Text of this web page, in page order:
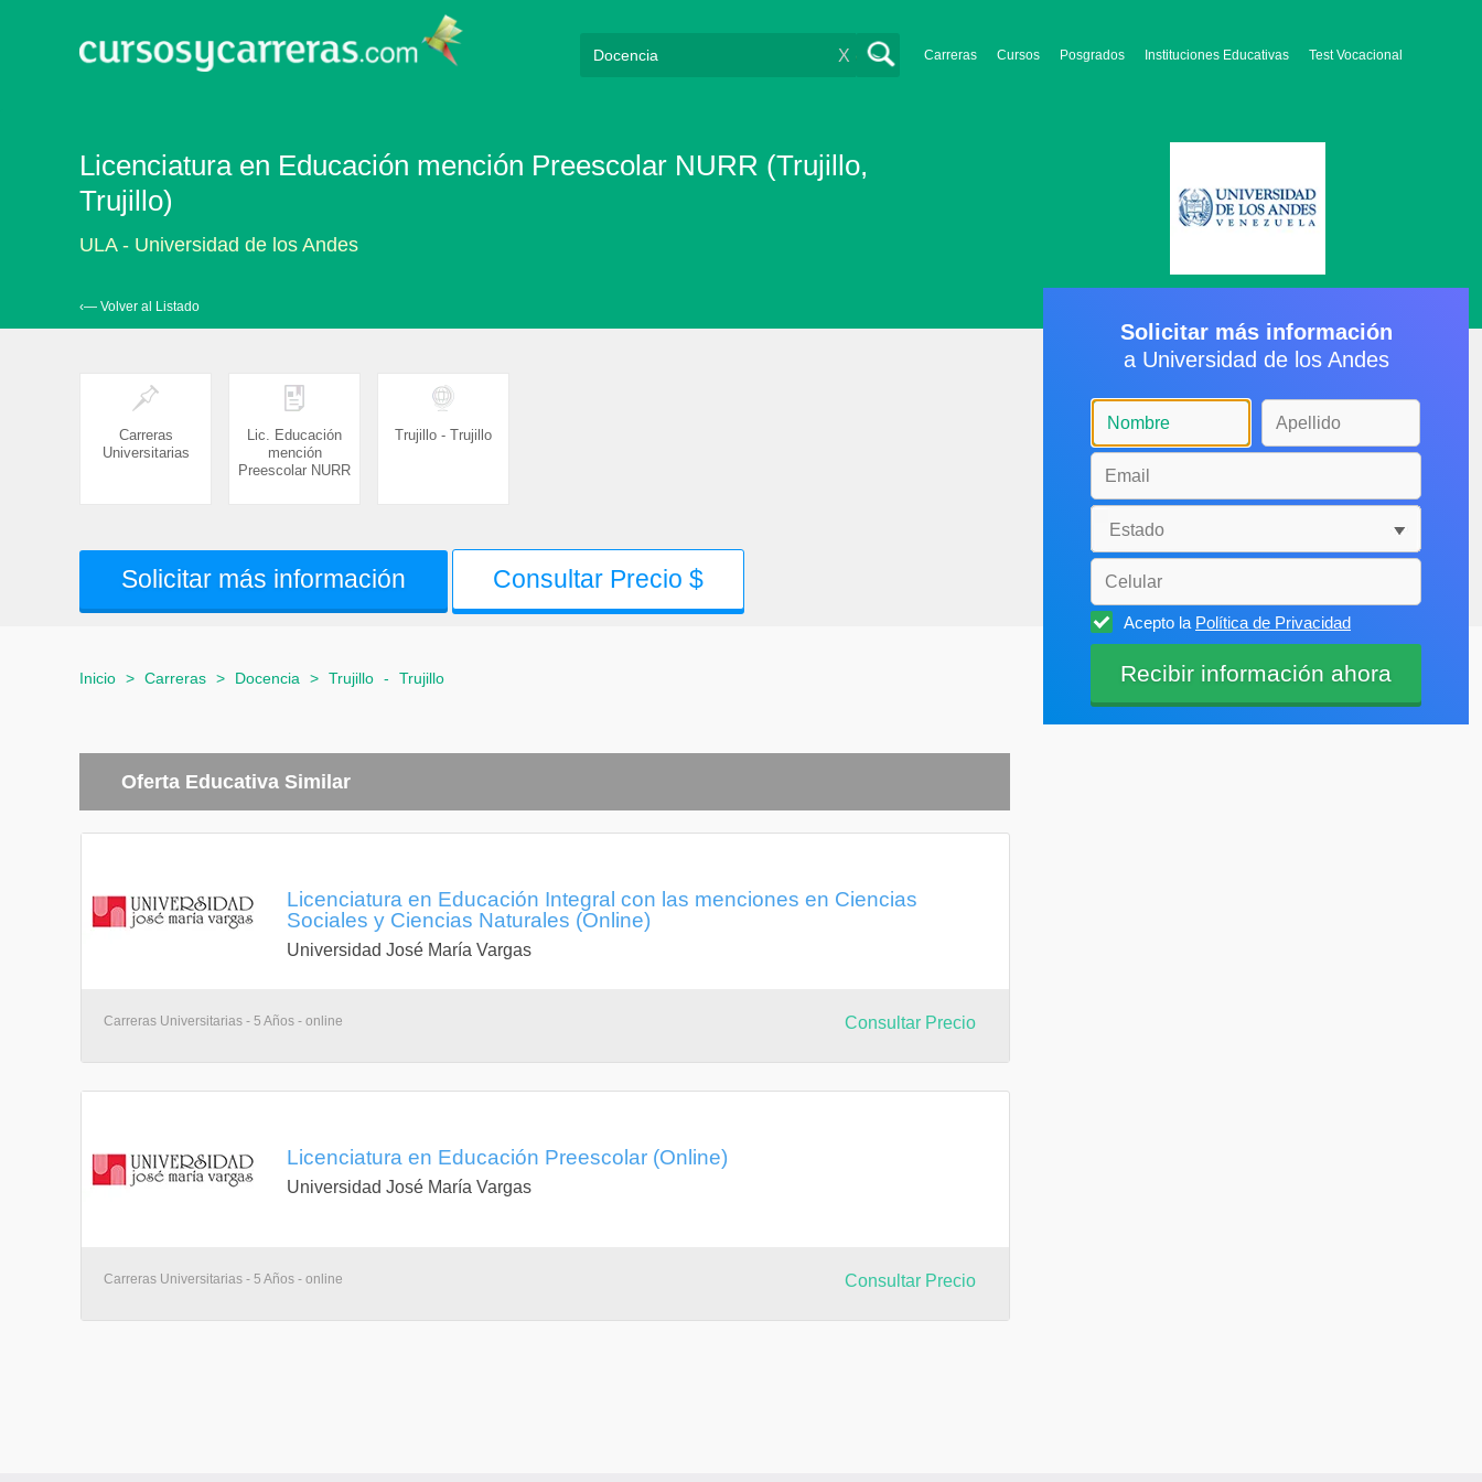
Carreras Cursos Posgrados Instituciones Educativas Test Vocacional
X
Licenciatura en Educación mención Preescolar NURR (Trujillo,
Trujillo)
ULA - Universidad de los Andes
‹— Volver al Listado
Carreras
Universitarias
Lic. Educación
mención
Preescolar NURR
Trujillo - Trujillo
Solicitar más información Consultar Precio $
Inicio > Carreras > Docencia > Trujillo - Trujillo
Oferta Educativa Similar
Licenciatura en Educación Integral con las menciones en Ciencias
Sociales y Ciencias Naturales (Online)
Universidad José María Vargas
Carreras Universitarias - 5 Años - online Consultar Precio
Licenciatura en Educación Preescolar (Online)
Universidad José María Vargas
Carreras Universitarias - 5 Años - online Consultar Precio
Solicitar más información
a Universidad de los Andes
Acepto la Política de Privacidad